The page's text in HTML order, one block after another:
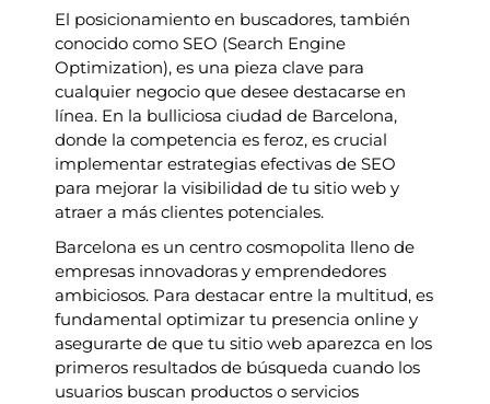
El posicionamiento en buscadores, también
conocido como SEO (Search Engine
Optimization), es una pieza clave para
cualquier negocio que desee destacarse en
línea. En la bulliciosa ciudad de Barcelona,
donde la competencia es feroz, es crucial
implementar estrategias efectivas de SEO
para mejorar la visibilidad de tu sitio web y
atraer a más clientes potenciales.
Barcelona es un centro cosmopolita lleno de
empresas innovadoras y emprendedores
ambiciosos. Para destacar entre la multitud, es
fundamental optimizar tu presencia online y
asegurarte de que tu sitio web aparezca en los
primeros resultados de búsqueda cuando los
usuarios buscan productos o servicios